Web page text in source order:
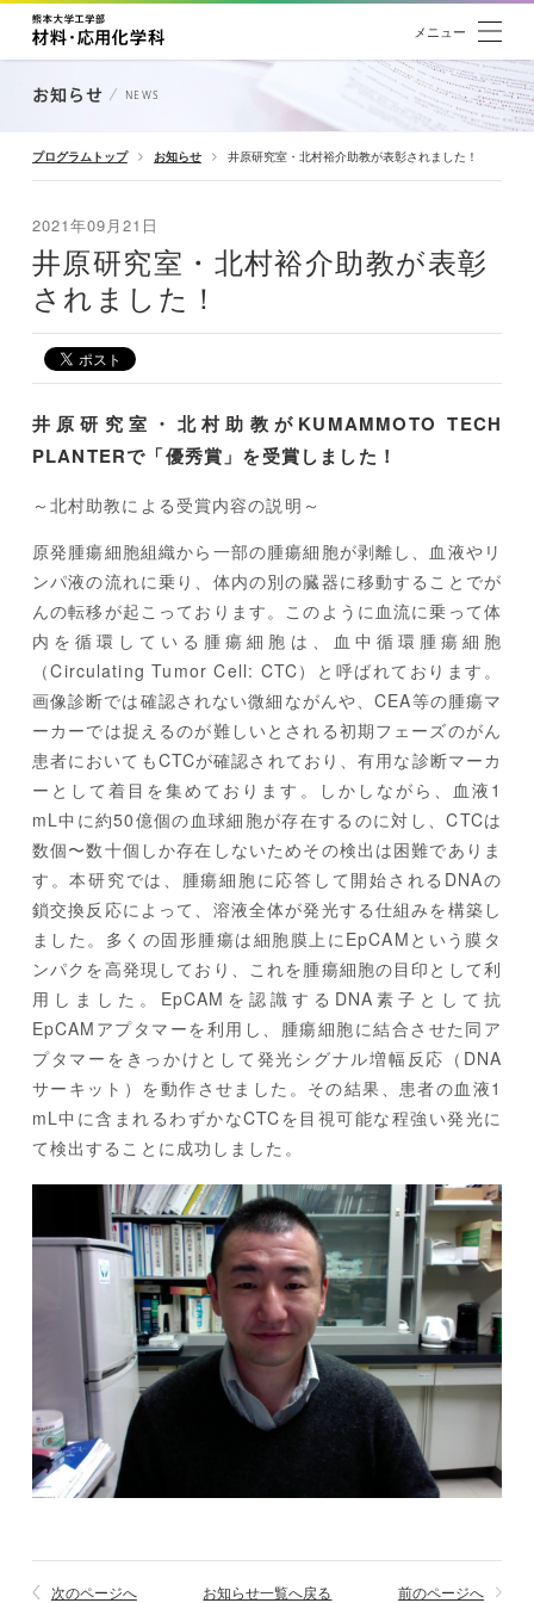
メニュー
お知らせ NEWS
プログラムトップ お知らせ 井原研究室・北村裕介助教が表彰されました！
2021年09月21日
井原研究室・北村裕介助教が表彰
されました！
井原研究室・北村助教がKUMAMMOTO TECH
PLANTERで「優秀賞」を受賞しました！
～北村助教による受賞内容の説明～
原発腫瘍細胞組織から一部の腫瘍細胞が剥離し、血液やリ
ンパ液の流れに乗り、体内の別の臓器に移動することでが
んの転移が起こっております。このように血流に乗って体
内を循環している腫瘍細胞は、血中循環腫瘍細胞
（Circulating Tumor Cell: CTC）と呼ばれております。
画像診断では確認されない微細ながんや、CEA等の腫瘍マ
ーカーでは捉えるのが難しいとされる初期フェーズのがん
患者においてもCTCが確認されており、有用な診断マーカ
ーとして着目を集めております。しかしながら、血液1
mL中に約50億個の血球細胞が存在するのに対し、CTCは
数個〜数十個しか存在しないためその検出は困難でありま
す。本研究では、腫瘍細胞に応答して開始されるDNAの
鎖交換反応によって、溶液全体が発光する仕組みを構築し
ました。多くの固形腫瘍は細胞膜上にEpCAMという膜タ
ンパクを高発現しており、これを腫瘍細胞の目印として利
用しました。EpCAMを認識するDNA素子として抗
EpCAMアプタマーを利用し、腫瘍細胞に結合させた同ア
プタマーをきっかけとして発光シグナル増幅反応（DNA
サーキット）を動作させました。その結果、患者の血液1
mL中に含まれるわずかなCTCを目視可能な程強い発光に
て検出することに成功しました。
次のページへ お知らせ一覧へ戻る 前のページへ